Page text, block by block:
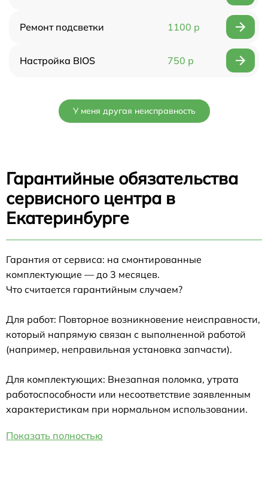
Ремонт подсветки 1100 р
Настройка BIOS 750 р
У меня другая неисправность
Гарантийные обязательства
сервисного центра в
Екатеринбурге
Гарантия от сервиса: на смонтированные
комплектующие — до 3 месяцев.
Что считается гарантийным случаем?
Для работ: Повторное возникновение неисправности,
который напрямую связан с выполненной работой
(например, неправильная установка запчасти).
Для комплектующих: Внезапная поломка, утрата
работоспособности или несоответствие заявленным
характеристикам при нормальном использовании.
Показать полностью